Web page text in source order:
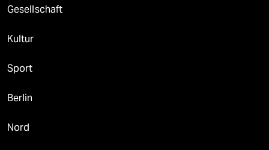
Gesellschaft
Kultur
Sport
Berlin
Nord